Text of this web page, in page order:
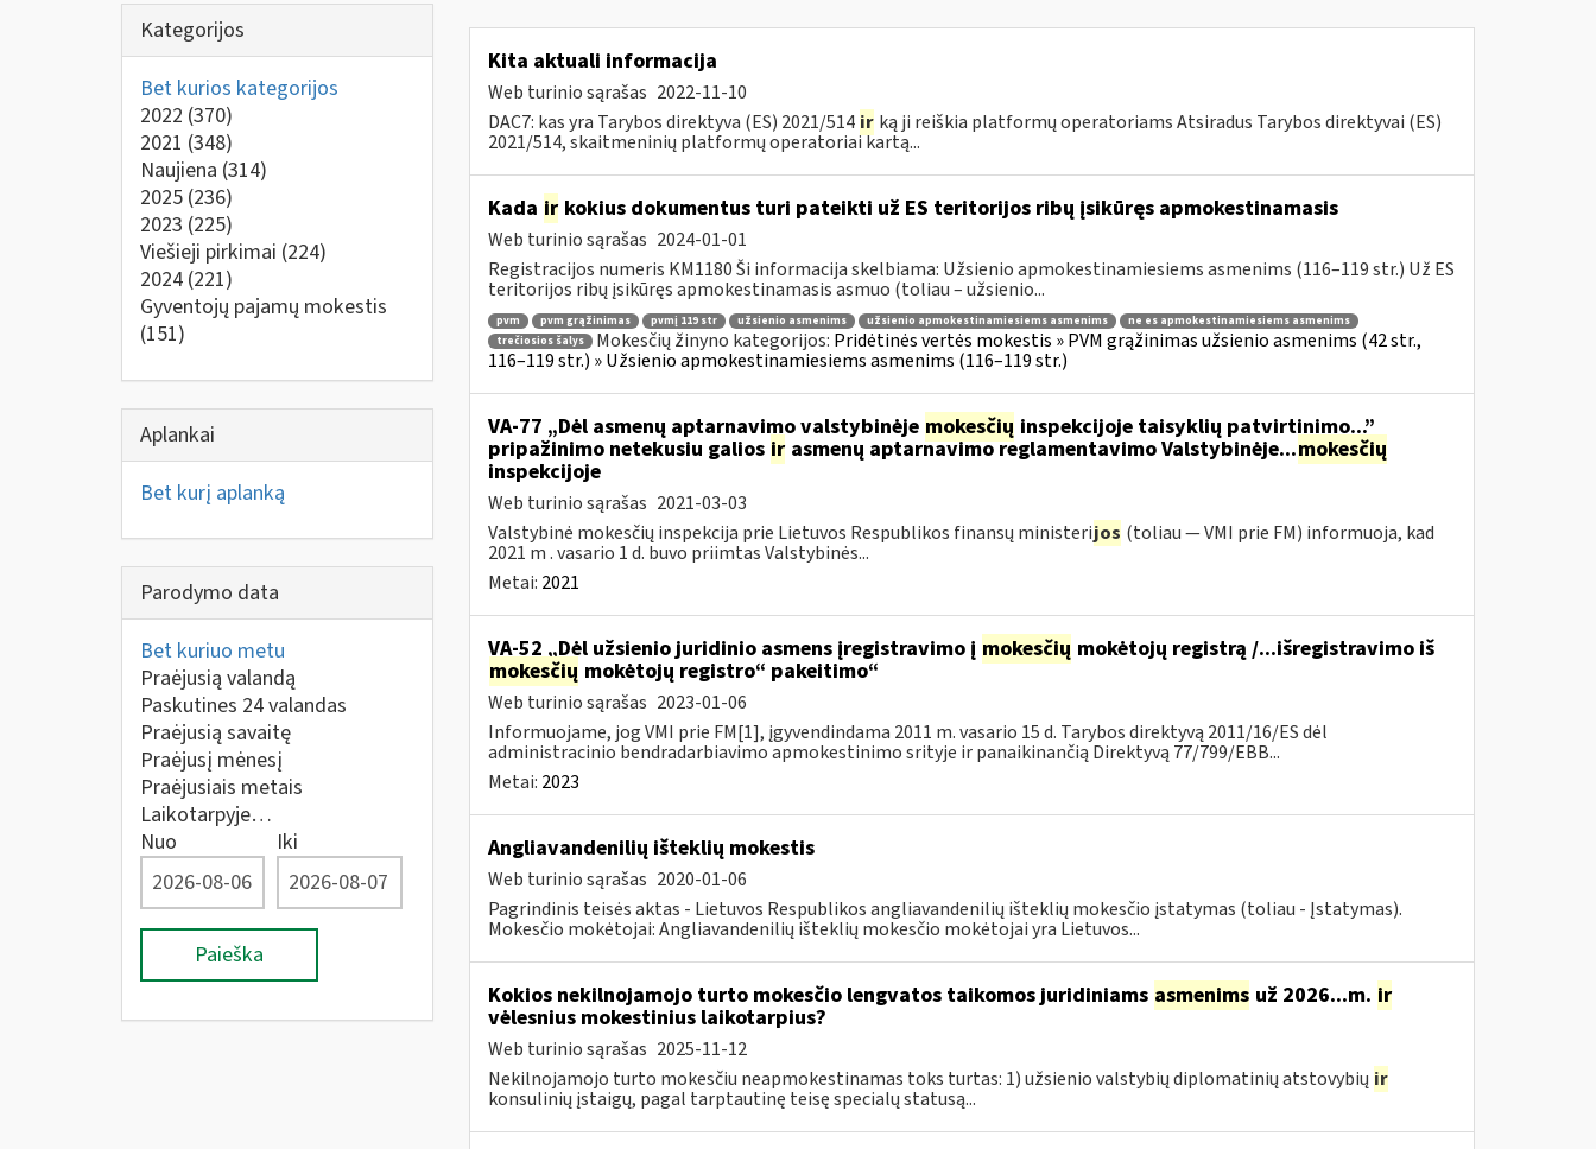
Kategorijos
Bet kurios kategorijos
2022 (370)
2021 (348)
Naujiena (314)
2025 (236)
2023 (225)
Viešieji pirkimai (224)
2024 (221)
Gyventojų pajamų mokestis
(151)
Aplankai
Bet kurį aplanką
Parodymo data
Bet kuriuo metu
Praėjusią valandą
Paskutines 24 valandas
Praėjusią savaitę
Praėjusį mėnesį
Praėjusiais metais
Laikotarpyje…
Nuo
Iki
Paieška
Kita aktuali informacija
Web turinio sąrašas 2022-11-10
DAC7: kas yra Tarybos direktyva (ES) 2021/514 ir ką ji reiškia platformų operatoriams Atsiradus Tarybos direktyvai (ES)
2021/514, skaitmeninių platformų operatoriai kartą...
Kada irkokius dokumentus turi pateikti už ES teritorijos ribų įsikūręs apmokestinamasis
Web turinio sąrašas 2024-01-01
Registracijos numeris KM1180 Ši informacija skelbiama: Užsienio apmokestinamiesiems asmenims (116–119 str.) Už ES
teritorijos ribų įsikūręs apmokestinamasis asmuo (toliau – užsienio...
pvm pvm grąžinimas pvmį 119 str užsienio asmenims užsienio apmokestinamiesiems asmenims
ne es apmokestinamiesiems asmenims
trečiosios šalys
Mokesčių žinyno kategorijos: Pridėtinės vertės mokestis » PVM grąžinimas užsienio asmenims (42 str.,
116–119 str.) » Užsienio apmokestinamiesiems asmenims (116–119 str.)
VA-77 „Dėl asmenų aptarnavimo valstybinėje mokesčių inspekcijoje taisyklių patvirtinimo...”
pripažinimo netekusiu galios irasmenų aptarnavimo reglamentavimo Valstybinėje...mokesčių
inspekcijoje
Web turinio sąrašas 2021-03-03
Valstybinė mokesčių inspekcija prie Lietuvos Respublikos finansų ministerijos (toliau — VMI prie FM) informuoja, kad
2021 m . vasario 1 d. buvo priimtas Valstybinės...
Metai: 2021
VA-52 „Dėl užsienio juridinio asmens įregistravimo į mokesčių mokėtojų registrą /...išregistravimo iš
mokesčių mokėtojų registro“ pakeitimo“
Web turinio sąrašas 2023-01-06
Informuojame, jog VMI prie FM[1], įgyvendindama 2011 m. vasario 15 d. Tarybos direktyvą 2011/16/ES dėl
administracinio bendradarbiavimo apmokestinimo srityje ir panaikinančią Direktyvą 77/799/EBB...
Metai: 2023
Angliavandenilių išteklių mokestis
Web turinio sąrašas 2020-01-06
Pagrindinis teisės aktas - Lietuvos Respublikos angliavandenilių išteklių mokesčio įstatymas (toliau - Įstatymas).
Mokesčio mokėtojai: Angliavandenilių išteklių mokesčio mokėtojai yra Lietuvos...
Kokios nekilnojamojo turto mokesčio lengvatos taikomos juridiniams asmenims už 2026...m. ir
vėlesnius mokestinius laikotarpius?
Web turinio sąrašas 2025-11-12
Nekilnojamojo turto mokesčiu neapmokestinamas toks turtas: 1) užsienio valstybių diplomatinių atstovybių ir
konsulinių įstaigų, pagal tarptautinę teisę specialų statusą...